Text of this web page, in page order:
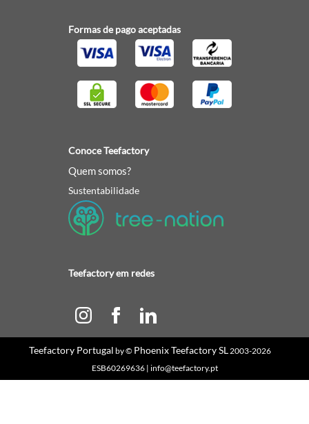
Formas de pago aceptadas
Conoce Teefactory
Quem somos?
Sustentabilidade
Teefactory em redes
Teefactory Portugal by © Phoenix Teefactory SL2003-2026
ESB60269636 | info@teefactory.pt